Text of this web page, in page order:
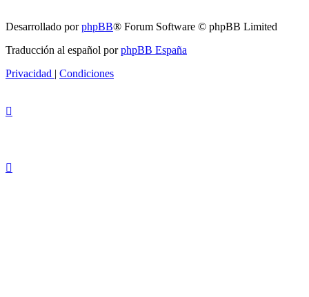
Desarrollado porphpBB® Forum Software © phpBB Limited
Traducción al español porphpBB España
Privacidad
Condiciones